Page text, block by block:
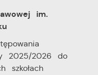
im.
2025/2026 do
szkołach